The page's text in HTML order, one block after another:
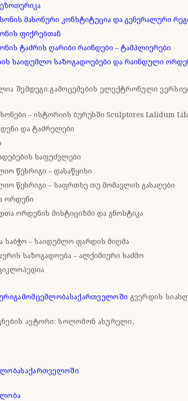
მასონური კონსტიტუცია და გენერალური
ფიქრებთან
ტაძრის ღარიბი რაინდები – ტამპლიერები
საიდუმლო საზოგადოებები და რაინდული
შემდეგი გამოცემების ელექტრონული
– ისტორიის ბურუსში Sculptores Lalidum
და ტაძრელები
საფუძვლები
წესრიგი – დასაწყისი
წესრიგი – საფრთხე თუ მომავლის გასაღები
ორდენი
ორდენის მისტიციზმი და გნოსტიკა
საბჭო – საიდუმლო ფარდის მიღმა
საზოგადოება – ალქიმიური საძმო
გვერდის
ავტორი: სოლომონ ასურელი,